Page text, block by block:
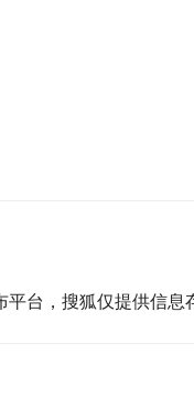
台，搜狐仅提供信息